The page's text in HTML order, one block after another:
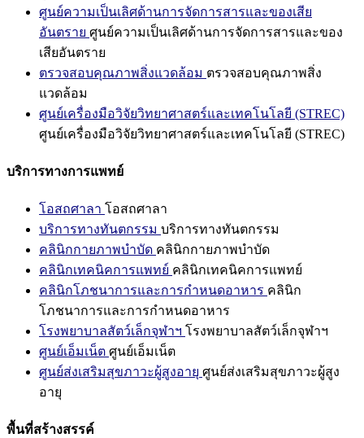
ศูนย์ความเป็นเลิศด้านการจัดการสารและของเสีย
อันตราย ศูนย์ความเป็นเลิศด้านการจัดการสารและของ
เสียอันตราย
ตรวจสอบคุณภาพสิ่งแวดล้อม ตรวจสอบคุณภาพสิ่ง
แวดล้อม
ศูนย์เครื่องมือวิจัยวิทยาศาสตร์และเทคโนโลยี (STREC)
ศูนย์เครื่องมือวิจัยวิทยาศาสตร์และเทคโนโลยี (STREC)
บริการทางการแพทย์
โอสถศาลา โอสถศาลา
บริการทางทันตกรรม บริการทางทันตกรรม
คลินิกกายภาพบำบัด คลินิกกายภาพบำบัด
คลินิกเทคนิคการแพทย์ คลินิกเทคนิคการแพทย์
คลินิกโภชนาการและการกำหนดอาหาร คลินิก
โภชนาการและการกำหนดอาหาร
โรงพยาบาลสัตว์เล็กจุฬาฯ โรงพยาบาลสัตว์เล็กจุฬาฯ
ศูนย์เอ็มเน็ต ศูนย์เอ็มเน็ต
ศูนย์ส่งเสริมสุขภาวะผู้สูงอายุ ศูนย์ส่งเสริมสุขภาวะผู้สูง
อายุ
พื้นที่สร้างสรรค์